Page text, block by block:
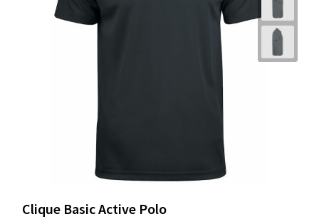
Clique Basic Active Polo